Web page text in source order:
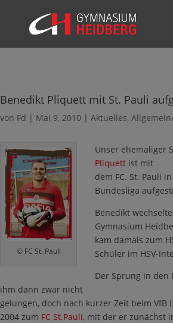
Benedikt Pliquett mit St. Pauli
von Fd | Mai 9, 2010 | Aktuelles,
© FC St. Pauli
Unser ehemaliger
Pliquett ist mit
dem FC. St. Pauli
Bundesliga
Benedikt
Gymnasium
kam damals zum
Schüler im HSV-
Der Sprung in den
ihm dann zwar nicht
gelungen, doch nach kurzer Zeit beim VfB
2004 zum FC St.Pauli, mit der er zunächst